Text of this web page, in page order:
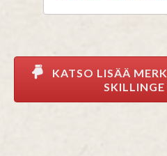
KATSO LISÄÄ